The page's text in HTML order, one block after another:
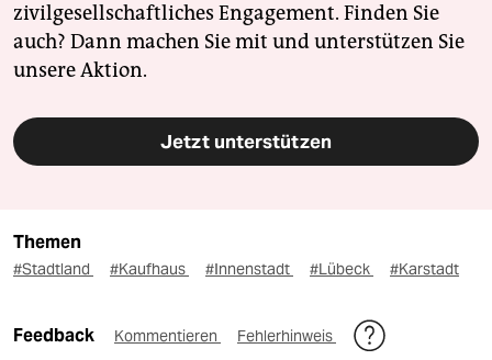
zivilgesellschaftliches Engagement. Finden Sie
auch? Dann machen Sie mit und unterstützen Sie
unsere Aktion.
Jetzt unterstützen
Themen
#Stadtland #Kaufhaus #Innenstadt #Lübeck #Karstadt
Feedback Kommentieren Fehlerhinweis